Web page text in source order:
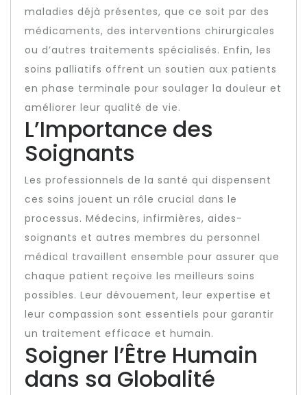
maladies déjà présentes, que ce soit par des
médicaments, des interventions chirurgicales
ou d’autres traitements spécialisés. Enfin, les
soins palliatifs offrent un soutien aux patients
en phase terminale pour soulager la douleur et
améliorer leur qualité de vie.
L’Importance des
Soignants
Les professionnels de la santé qui dispensent
ces soins jouent un rôle crucial dans le
processus. Médecins, infirmières, aides-
soignants et autres membres du personnel
médical travaillent ensemble pour assurer que
chaque patient reçoive les meilleurs soins
possibles. Leur dévouement, leur expertise et
leur compassion sont essentiels pour garantir
un traitement efficace et humain.
Soigner l’Être Humain
dans sa Globalité